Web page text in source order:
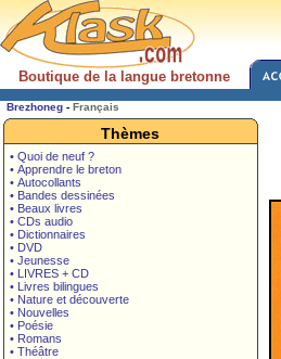
Boutique de la langue bretonne
Brezhoneg - Français
Thèmes
• Quoi de neuf ?
• Apprendre le breton
• Autocollants
• Bandes dessinées
• Beaux livres
• CDs audio
• Dictionnaires
• DVD
• Jeunesse
• LIVRES + CD
• Livres bilingues
• Nature et découverte
• Nouvelles
• Poésie
• Romans
• Théâtre